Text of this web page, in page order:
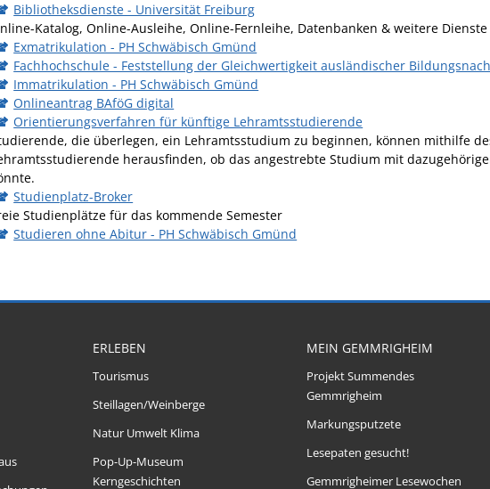
Bibliotheksdienste - Universität Freiburg
Katalog, Online-Ausleihe, Online-Fernleihe, Datenbanken & weitere
Exmatrikulation - PH Schwäbisch Gmünd
Fachhochschule - Feststellung der Gleichwertigkeit ausländischer
Immatrikulation - PH Schwäbisch Gmünd
Onlineantrag BAföG digital
Orientierungsverfahren für künftige Lehramtsstudierende
die überlegen, ein Lehramtsstudium zu beginnen, können mithilfe
herausfinden, ob das angestrebte Studium mit
Studienplatz-Broker
Studienplätze für das kommende Semester
Studieren ohne Abitur - PH Schwäbisch Gmünd
ERLEBEN
Tourismus
Steillagen/Weinberge
Natur Umwelt Klima
Pop-Up-Museum
Kerngeschichten
MEIN GEMMRIGHEIM
Projekt Summendes
Gemmrigheim
Markungsputzete
Lesepaten gesucht!
Gemmrigheimer Lesewochen